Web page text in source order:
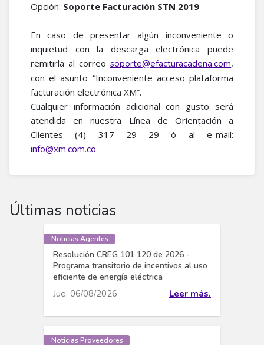
Opción: Soporte Facturación STN 2019
En caso de presentar algún inconveniente o
inquietud con la descarga electrónica puede
remitirla al correo soporte@efacturacadena.com,
con el asunto “Inconveniente acceso plataforma
facturación electrónica XM”.
Cualquier información adicional con gusto será
atendida en nuestra Línea de Orientación a
Clientes (4) 317 29 29 ó al e-mail:
info@xm.com.co
Últimas noticias
Noticias Agentes
Resolución CREG 101 120 de 2026 -
Programa transitorio de incentivos al uso
eficiente de energía eléctrica
Jue, 06/08/2026 Leer más.
Noticias Proveedores